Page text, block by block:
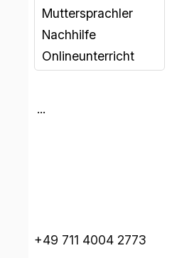
Muttersprachler
Nachhilfe
Onlineunterricht
...
+49 711 4004 2773